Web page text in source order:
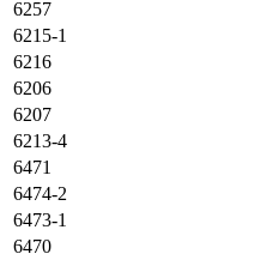
6257
6215-1
6216
6206
6207
6213-4
6471
6474-2
6473-1
6470